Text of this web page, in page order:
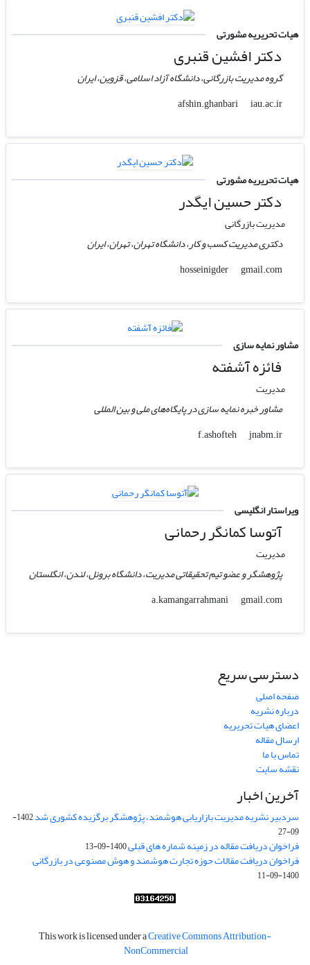
هیات تحریریه مشورتی
دکتر افشین قنبری
گروه مدیریت بازرگانی، دانشگاه آزاد اسلامی، قزوین، ایران
afshin.ghanbari
iau.ac.ir
هیات تحریریه مشورتی
دکتر حسین ایگدر
مدیریت بازرگانی
دکتری مدیریت کسب و کار، دانشگاه تهران، تهران، ایران
hosseinigder
gmail.com
مشاور نمایه سازی
فائزه آشفته
مدیریت
مشاور خبره نمایه سازی در پایگاه‌های ملی و بین المللی
f.ashofteh
jnabm.ir
ویراستار انگلیسی
آتوسا کمانگر رحمانی
مدیریت
پژوهشگر و عضو تیم تحقیقاتی مدیریت، دانشگاه برونل، لندن، انگلستان
a.kamangarrahmani
gmail.com
دسترسی سریع
صفحه اصلی
درباره نشریه
اعضای هیات تحریریه
ارسال مقاله
تماس با ما
نقشه سایت
آخرین اخبار
سردبیر نشریه مدیریت بازاریابی هوشمند، پژوهشگر برگزیده کشوری شد
1402-
09-27
فراخوان دریافت مقاله در زمینه شماره های قبلی1400-09-13
فراخوان دریافت مقالات حوزه تجارت هوشمند و هوش مصنوعی در بازرگانی
1400-09-11
This work is licensed under aCreative Commons Attribution-
NonCommercial